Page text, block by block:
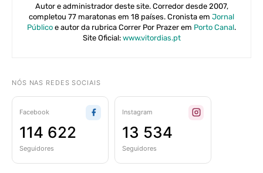
Autor e administrador deste site. Corredor desde 2007,
completou 77 maratonas em 18 países. Cronista em Jornal
Público e autor da rubrica Correr Por Prazer em Porto Canal.
Site Oficial: www.vitordias.pt
NÓS NAS REDES SOCIAIS
Facebook
114 622
Seguidores
Instagram
13 534
Seguidores